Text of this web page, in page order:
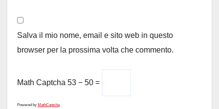
Salva il mio nome, email e sito web in questo
browser per la prossima volta che commento.
Math Captcha 53 − 50 =
Powered by MathCaptcha